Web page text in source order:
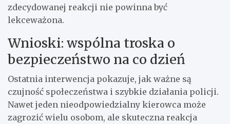
zdecydowanej reakcji nie powinna być
lekceważona.
Wnioski: wspólna troska o
bezpieczeństwo na co dzień
Ostatnia interwencja pokazuje, jak ważne są
czujność społeczeństwa i szybkie działania policji.
Nawet jeden nieodpowiedzialny kierowca może
zagrozić wielu osobom, ale skuteczna reakcja